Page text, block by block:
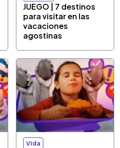
JUEGO | 7 destinos
para visitar en las
vacaciones
agostinas
Vida